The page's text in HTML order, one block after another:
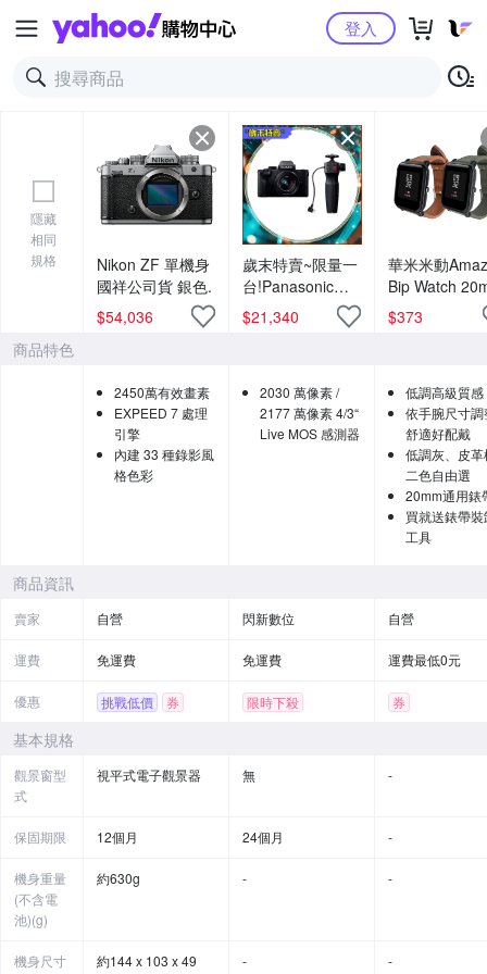
Yahoo購物中心登入
隱藏
相同
規格
Nikon ZF 單機身
國祥公司貨 銀色.
$54,036
歲末特賣~限量一
台!Panasonic
G100D+12-
32mm 把手組
$21,340
華米米動
Bip Watch
替換皮革錶帶
錶帶裝卸工具)
$373
商品特色
2450萬有效畫素
EXPEED 7 處理
引擎
內建 33 種錄影風
格色彩
2030 萬像素 /
2177 萬像素 4/3“
Live MOS 感測器
低調高級質感
依手腕尺寸調
舒適好配戴
低調灰、皮革
二色自由選
20mm通用錶
買就送錶帶裝
工具
商品資訊
賣家 自營 閃新數位 自營
運費 免運費 免運費 運費最低0元
優惠 挑戰低價
券
限時下殺 券
基本規格
觀景窗型
式
視平式電子觀景器 無 -
保固期限 12個月 24個月 -
機身重量
(不含電
池)(g)
約630g - -
機身尺寸
約144 x 103 x 49
- -